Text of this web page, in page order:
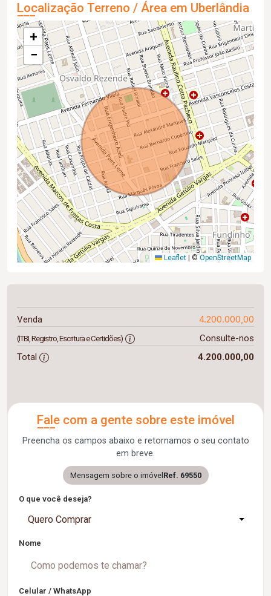
Localização Terreno / Área em Uberlândia
+
−
Leaflet © OpenStreetMap
Venda 4.200.000,00
(ITBI, Registro, Escritura e Certidões)
Consulte-nos
Total
4.200.000,00
Fale com a gente sobre este imóvel
Preencha os campos abaixo e retornamos o seu contato
em breve.
Mensagem sobre o imóvel Ref. 69550
O que você deseja?
Quero Comprar
Nome
Celular / WhatsApp